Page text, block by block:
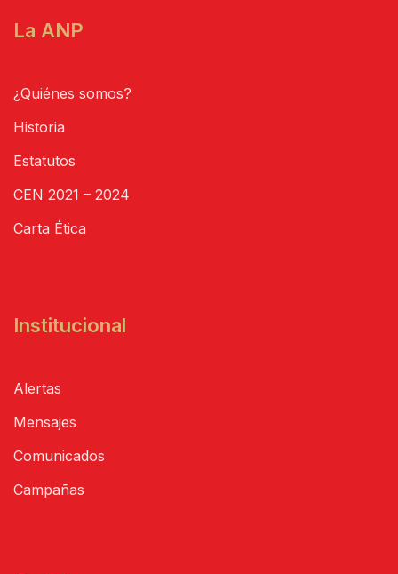
La ANP
¿Quiénes somos?
Historia
Estatutos
CEN 2021 – 2024
Carta Ética
Institucional
Alertas
Mensajes
Comunicados
Campañas